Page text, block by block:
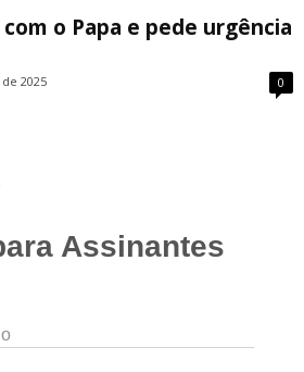
o Papa e pede urgência
2025 0
Assinantes